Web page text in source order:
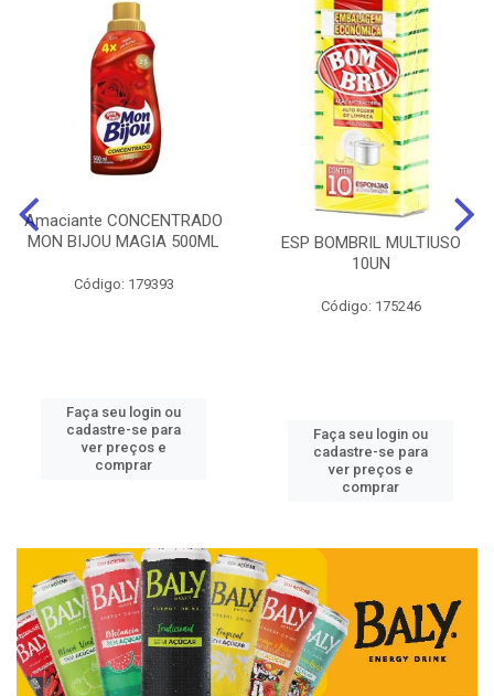
Amaciante CONCENTRADO
MON BIJOU MAGIA 500ML
Código: 179393
Faça seu login ou
cadastre-se para
ver preços e
comprar
ESP BOMBRIL MULTIUSO
10UN
Código: 175246
Faça seu login ou
cadastre-se para
ver preços e
comprar